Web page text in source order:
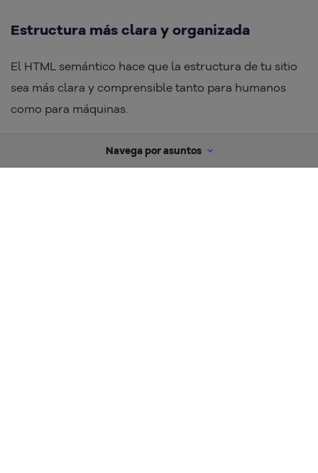
Estructura más clara y organizada
El HTML semántico hace que la estructura de tu sitio
sea más clara y comprensible tanto para humanos
como para máquinas.
Al utilizar las etiquetas semánticas adecuadas, puedes
crear una jerarquía lógica y consistente, lo que facilita
Navega por asuntos